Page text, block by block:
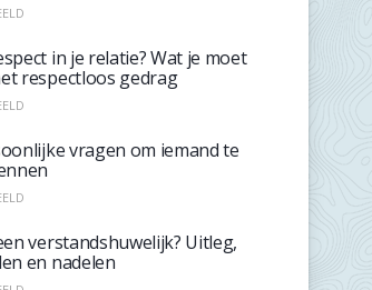
in je relatie? Wat je moet
respectloos gedrag
vragen om iemand te
verstandshuwelijk? Uitleg,
en nadelen